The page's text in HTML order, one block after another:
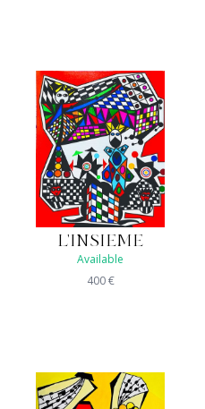
L'INSIEME
Available
400€